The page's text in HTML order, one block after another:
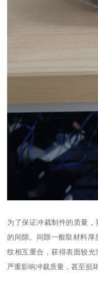
为了保证冲裁制件的质量
的间隙。间隙一般取材料厚
纹相互重合，获得表面较
严重影响冲裁质量，甚至损